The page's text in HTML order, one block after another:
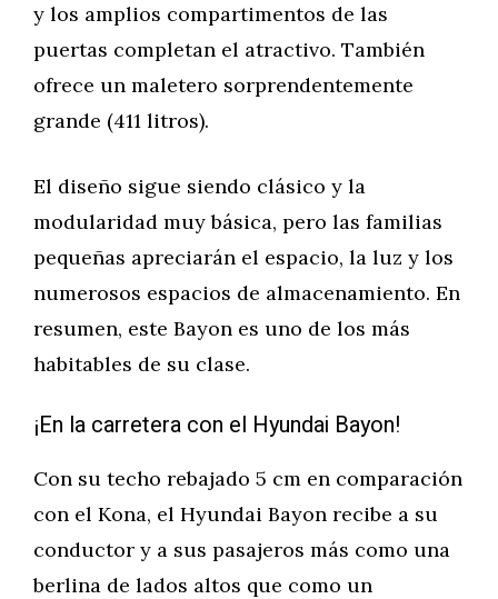
y los amplios compartimentos de las
puertas completan el atractivo. También
ofrece un maletero sorprendentemente
grande (411 litros).
El diseño sigue siendo clásico y la
modularidad muy básica, pero las familias
pequeñas apreciarán el espacio, la luz y los
numerosos espacios de almacenamiento. En
resumen, este Bayon es uno de los más
habitables de su clase.
¡En la carretera con el Hyundai Bayon!
Con su techo rebajado 5 cm en comparación
con el Kona, el Hyundai Bayon recibe a su
conductor y a sus pasajeros más como una
berlina de lados altos que como un